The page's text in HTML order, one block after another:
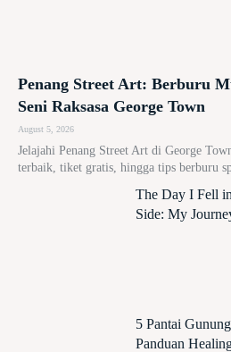
Penang Street Art: Berburu
Seni Raksasa George Town
August 5, 2026
Jelajahi Penang Street Art di George
terbaik, tiket gratis, hingga tips berburu
The Day I Fell
Side: My
5 Pantai
Panduan